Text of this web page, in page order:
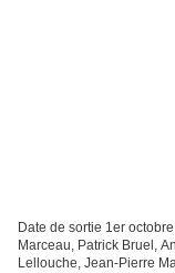
Date de sortie 1er
Marceau, Patrick Bruel,
Lellouche, Jean-Pierre